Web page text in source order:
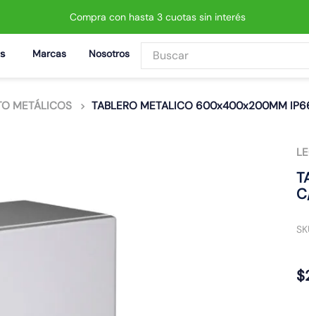
Compra con hasta 3 cuotas sin interés
Marcas Nosotros Buscar
METÁLICOS TABLERO METALICO 600x400x200MM
$